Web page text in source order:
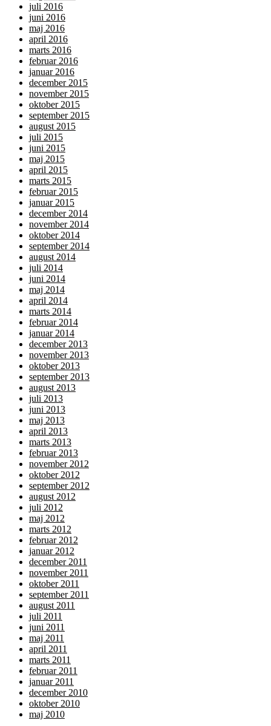
juli 2016
juni 2016
maj 2016
april 2016
marts 2016
februar 2016
januar 2016
december 2015
november 2015
oktober 2015
september 2015
august 2015
juli 2015
juni 2015
maj 2015
april 2015
marts 2015
februar 2015
januar 2015
december 2014
november 2014
oktober 2014
september 2014
august 2014
juli 2014
juni 2014
maj 2014
april 2014
marts 2014
februar 2014
januar 2014
december 2013
november 2013
oktober 2013
september 2013
august 2013
juli 2013
juni 2013
maj 2013
april 2013
marts 2013
februar 2013
november 2012
oktober 2012
september 2012
august 2012
juli 2012
maj 2012
marts 2012
februar 2012
januar 2012
december 2011
november 2011
oktober 2011
september 2011
august 2011
juli 2011
juni 2011
maj 2011
april 2011
marts 2011
februar 2011
januar 2011
december 2010
oktober 2010
maj 2010